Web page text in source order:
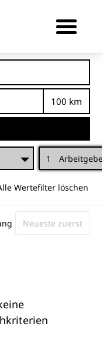
1
Wertefilter löschen